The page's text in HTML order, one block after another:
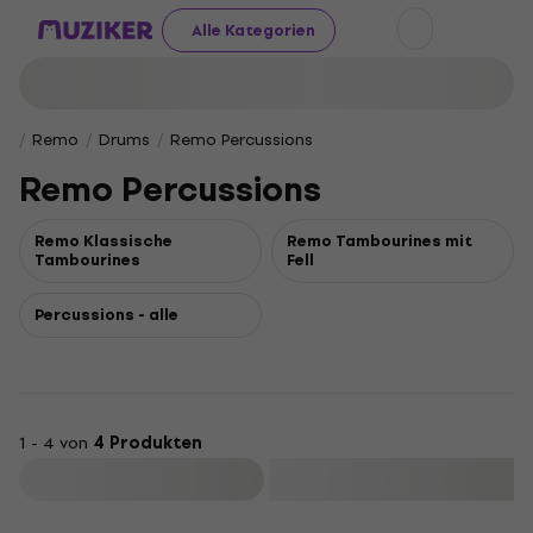
Alle Kategorien
Remo Drums Remo Percussions
Remo Percussions
Remo Klassische
Tambourines
Remo Tambourines mit
Fell
Percussions - alle
1 - 4 von 4 Produkten